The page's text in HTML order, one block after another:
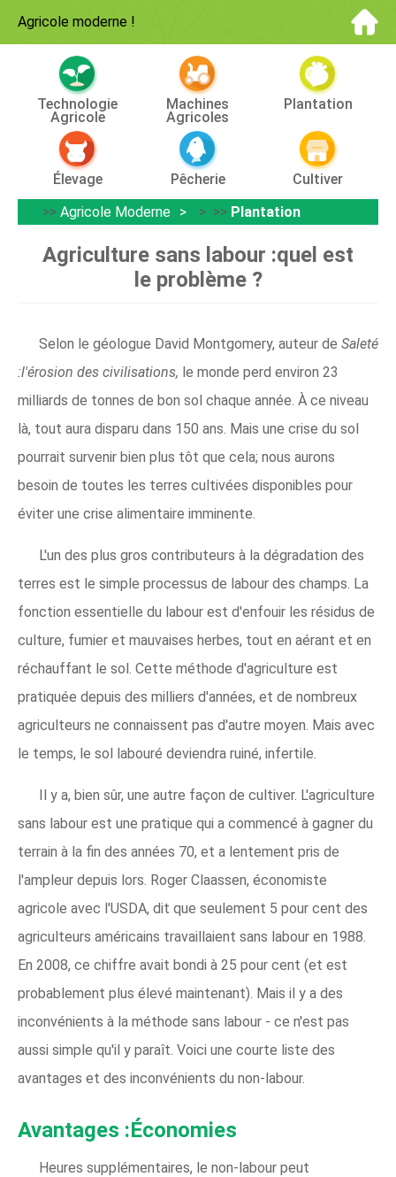
Agricole moderne !
Technologie
Agricole
Machines
Agricoles
Plantation
Élevage Pêcherie
Cultiver
>> Agricole Moderne > >> Plantation
Agriculture sans labour :quel est
le problème ?
Selon le géologue David Montgomery, auteur de Saleté
:l'érosion des civilisations, le monde perd environ 23
milliards de tonnes de bon sol chaque année. À ce niveau
là, tout aura disparu dans 150 ans. Mais une crise du sol
pourrait survenir bien plus tôt que cela; nous aurons
besoin de toutes les terres cultivées disponibles pour
éviter une crise alimentaire imminente.
L'un des plus gros contributeurs à la dégradation des
terres est le simple processus de labour des champs. La
fonction essentielle du labour est d'enfouir les résidus de
culture, fumier et mauvaises herbes, tout en aérant et en
réchauffant le sol. Cette méthode d'agriculture est
pratiquée depuis des milliers d'années, et de nombreux
agriculteurs ne connaissent pas d'autre moyen. Mais avec
le temps, le sol labouré deviendra ruiné, infertile.
Il y a, bien sûr, une autre façon de cultiver. L'agriculture
sans labour est une pratique qui a commencé à gagner du
terrain à la fin des années 70, et a lentement pris de
l'ampleur depuis lors. Roger Claassen, économiste
agricole avec l'USDA, dit que seulement 5 pour cent des
agriculteurs américains travaillaient sans labour en 1988.
En 2008, ce chiffre avait bondi à 25 pour cent (et est
probablement plus élevé maintenant). Mais il y a des
inconvénients à la méthode sans labour - ce n'est pas
aussi simple qu'il y paraît. Voici une courte liste des
avantages et des inconvénients du non-labour.
Avantages :Économies
Heures supplémentaires, le non-labour peut